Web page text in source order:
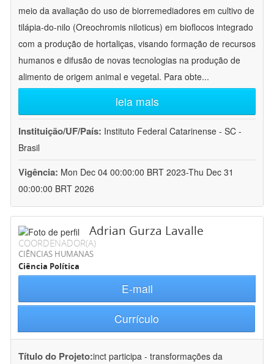
meio da avaliação do uso de biorremediadores em cultivo de
tilápia-do-nilo (Oreochromis niloticus) em bioflocos integrado
com a produção de hortaliças, visando formação de recursos
humanos e difusão de novas tecnologias na produção de
alimento de origem animal e vegetal. Para obte...
leia mais
Instituição/UF/País: Instituto Federal Catarinense - SC -
Brasil
Vigência: Mon Dec 04 00:00:00 BRT 2023-Thu Dec 31
00:00:00 BRT 2026
Adrian Gurza Lavalle
COORDENADOR(A)
CIÊNCIAS HUMANAS
Ciência Política
E-mail
Currículo
Título do Projeto:inct participa - transformações da